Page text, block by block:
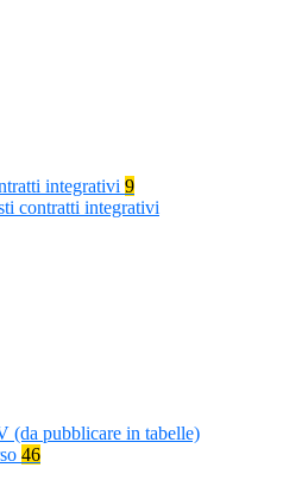
integrativi 9
contratti integrativi
(da pubblicare in tabelle)
46